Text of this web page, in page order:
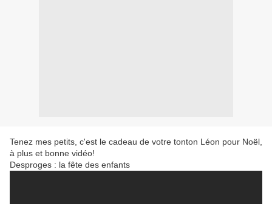
Tenez mes petits, c'est le cadeau de votre tonton Léon pour Noël,
à plus et bonne vidéo!
Desproges : la fête des enfants